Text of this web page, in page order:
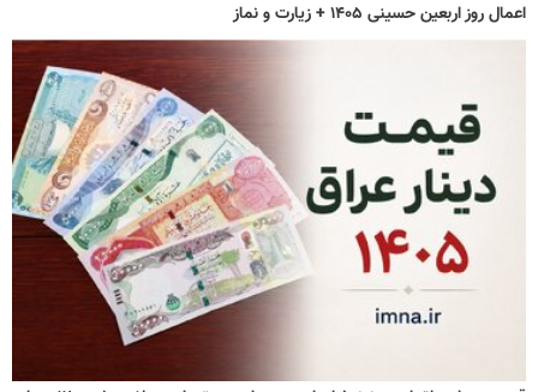
اعمال روز اربعین حسینی ۱۴۰۵ + زیارت و نماز